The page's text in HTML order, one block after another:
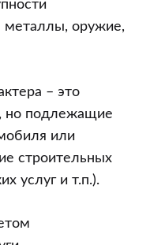
металлы, оружие,
– это
но подлежащие
или
строительных
услуг и т.п.).